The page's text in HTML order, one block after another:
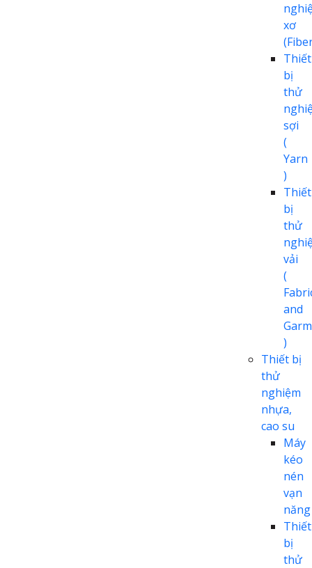
xơ
Thiết
bị
thử
sợi
(
Yarn
)
Thiết
bị
thử
vải
(
and
)
Thiết bị
thử
nghiệm
nhựa,
cao su
Máy
kéo
nén
vạn
năng
Thiết
bị
thử